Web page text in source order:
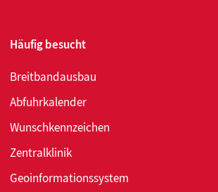
Häufig besucht
Breitbandausbau
Abfuhrkalender
Wunschkennzeichen
Zentralklinik
Geoinformationssystem